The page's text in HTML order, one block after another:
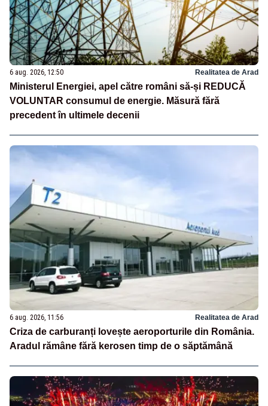
6 aug. 2026, 12:50 Realitatea de Arad
Ministerul Energiei, apel către români să-și REDUCĂ
VOLUNTAR consumul de energie. Măsură fără
precedent în ultimele decenii
6 aug. 2026, 11:56 Realitatea de Arad
Criza de carburanți lovește aeroporturile din România.
Aradul rămâne fără kerosen timp de o săptămână